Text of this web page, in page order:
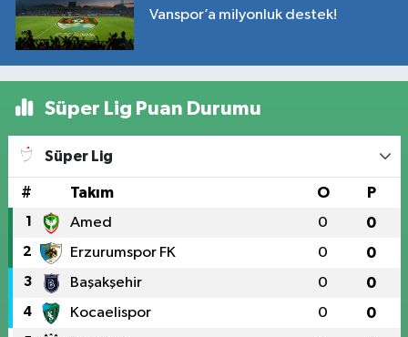
Vanspor’a milyonluk destek!
Süper Lig Puan Durumu
Süper Lig
# Takım O P
1 Amed 0 0
2 Erzurumspor FK 0 0
3 Başakşehir 0 0
4 Kocaelispor 0 0